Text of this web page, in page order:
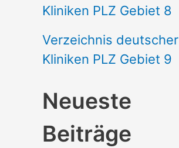
Kliniken PLZ Gebiet 8
Verzeichnis deutscher
Kliniken PLZ Gebiet 9
Neueste
Beiträge